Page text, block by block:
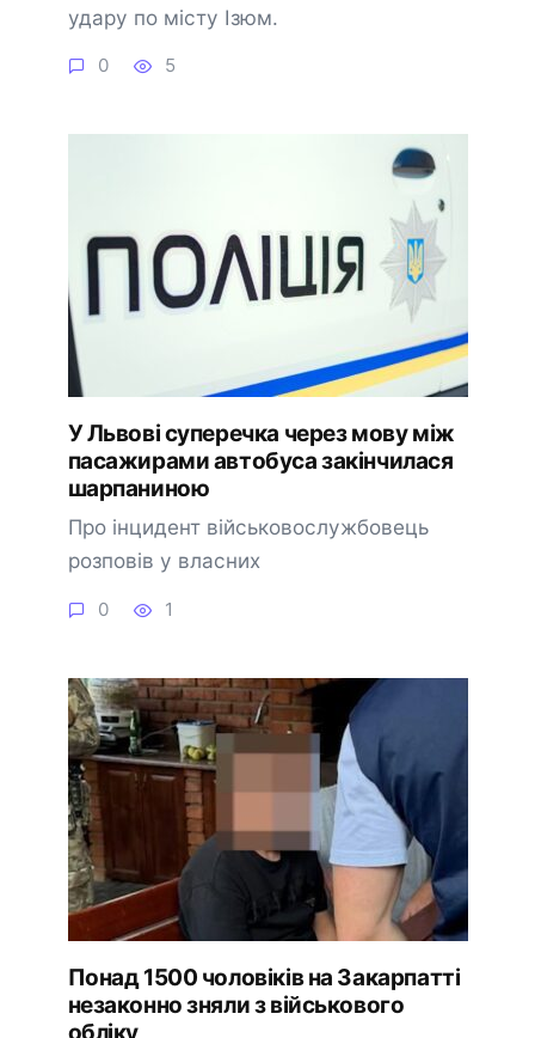
удару по місту Ізюм.
0 5
У Львові суперечка через мову між
пасажирами автобуса закінчилася
шарпаниною
Про інцидент військовослужбовець
розповів у власних
0 1
Понад 1500 чоловіків на Закарпатті
незаконно зняли з військового
обліку